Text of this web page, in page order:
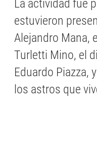
La actividad fue
estuvieron
Alejandro Mana,
Turletti Mino, el
Eduardo Piazza,
los astros que